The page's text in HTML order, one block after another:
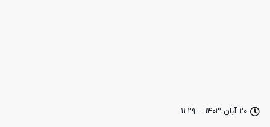
۲۰ آبان ۱۴۰۳ - ۱۱:۲۹